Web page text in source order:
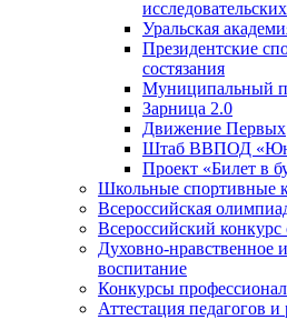
Уральская
Президентские
состязания
Муниципальный
Зарница 2.0
Движение Первых
Штаб ВВПОД
Проект «Билет в
Школьные спортивные
Всероссийская
Всероссийский
Духовно-нравственное
воспитание
Конкурсы
Аттестация педагогов